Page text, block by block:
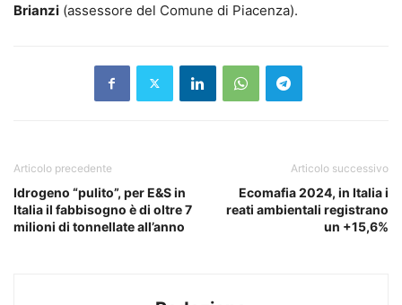
Brianzi (assessore del Comune di Piacenza).
Articolo precedente
Idrogeno “pulito”, per E&S in
Italia il fabbisogno è di oltre 7
milioni di tonnellate all’anno
Articolo successivo
Ecomafia 2024, in Italia i
reati ambientali registrano
un +15,6%